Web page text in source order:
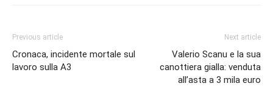
Previous article
Cronaca, incidente mortale sul
lavoro sulla A3
Next article
Valerio Scanu e la sua
canottiera gialla: venduta
all’asta a 3 mila euro